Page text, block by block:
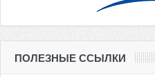
ПОЛЕЗНЫЕ ССЫЛКИ